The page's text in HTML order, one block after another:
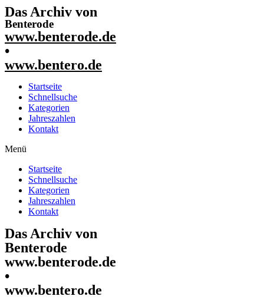
Das Archiv von
Benterode
www.benterode.de
•
www.bentero.de
Startseite
Schnellsuche
Kategorien
Jahreszahlen
Kontakt
Menü
Startseite
Schnellsuche
Kategorien
Jahreszahlen
Kontakt
Das Archiv von
Benterode
www.benterode.de
•
www.bentero.de